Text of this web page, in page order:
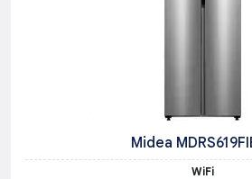
Midea
WiFi